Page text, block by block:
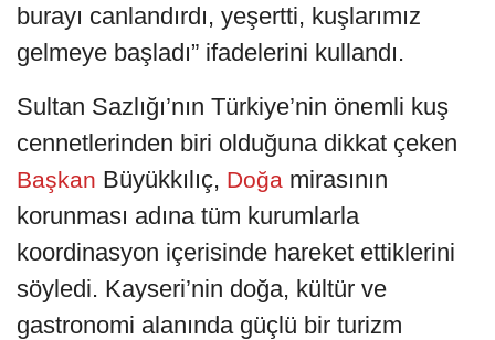
burayı canlandırdı, yeşertti, kuşlarımız
gelmeye başladı” ifadelerini kullandı.
Sultan Sazlığı’nın Türkiye’nin önemli kuş
cennetlerinden biri olduğuna dikkat çeken
Başkan Büyükkılıç, Doğa mirasının
korunması adına tüm kurumlarla
koordinasyon içerisinde hareket ettiklerini
söyledi. Kayseri’nin doğa, kültür ve
gastronomi alanında güçlü bir turizm